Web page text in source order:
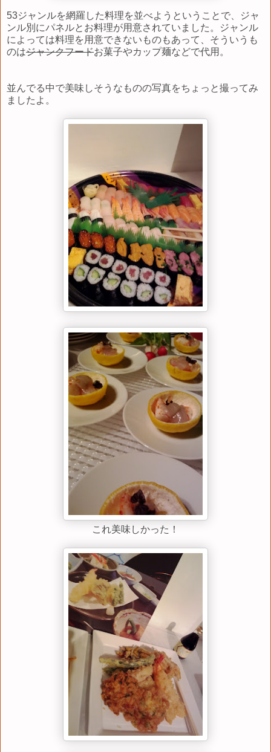
53ジャンルを網羅した料理を並べようということで、ジャ
ンル別にパネルとお料理が用意されていました。ジャンル
によっては料理を用意できないものもあって、そういうも
のはジャンクフードお菓子やカップ麺などで代用。
並んでる中で美味しそうなものの写真をちょっと撮ってみ
ましたよ。
これ美味しかった！